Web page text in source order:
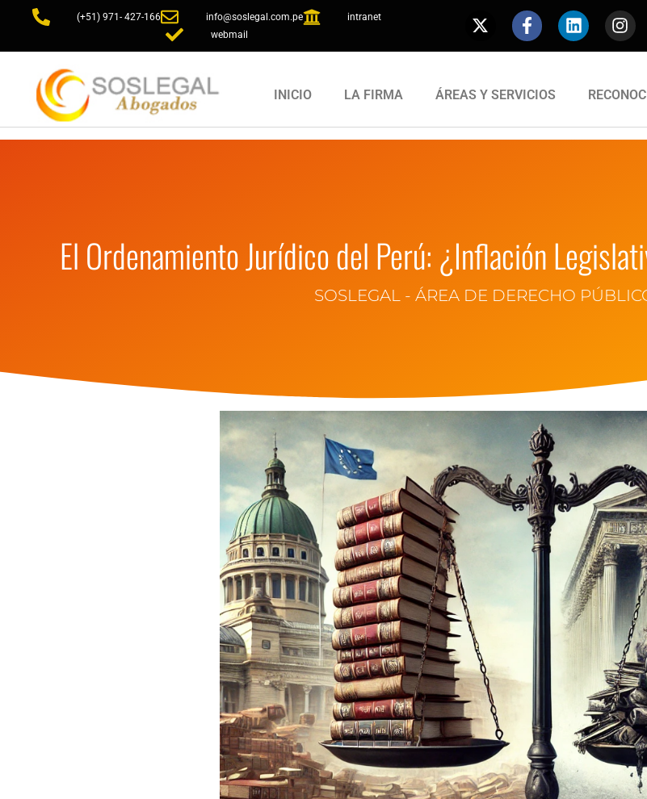
(+51) 971- 427-166 info@soslegal.com.pe
intranet
webmail
INICIO LA FIRMA ÁREAS Y SERVICIOS
El Ordenamiento Jurídico del Perú: ¿Inflación
SOSLEGAL - ÁREA DE DERECHO